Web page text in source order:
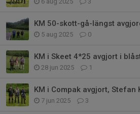
5 aug 2025 0
28 jun 2025 1
KM i Compak avgjort,
7 jun 2025 3